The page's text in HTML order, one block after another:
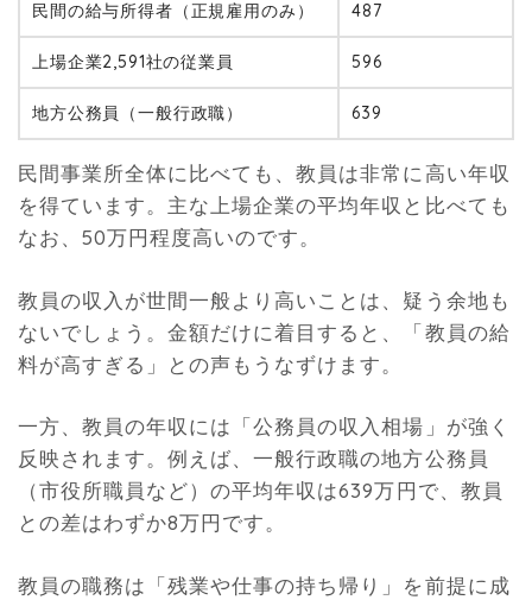
民間の給与所得者（正規雇用のみ） 487
上場企業2,591社の従業員 596
地方公務員（一般行政職） 639
民間事業所全体に比べても、教員は非常に高い年収
を得ています。主な上場企業の平均年収と比べても
なお、50万円程度高いのです。
教員の収入が世間一般より高いことは、疑う余地も
ないでしょう。金額だけに着目すると、「教員の給
料が高すぎる」との声もうなずけます。
一方、教員の年収には「公務員の収入相場」が強く
反映されます。例えば、一般行政職の地方公務員
（市役所職員など）の平均年収は639万円で、教員
との差はわずか8万円です。
教員の職務は「残業や仕事の持ち帰り」を前提に成